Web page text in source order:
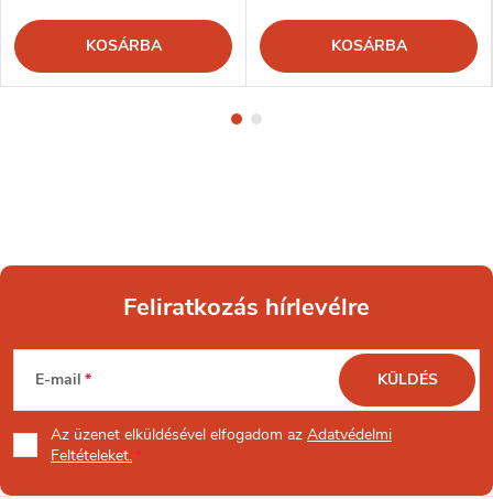
KOSÁRBA KOSÁRBA
L
á
b
Feliratkozás hírlevélre
E-mail
Az üzenet elküldésével elfogadom az Adatvédelmi
Feltételeket.
KÜLDÉS